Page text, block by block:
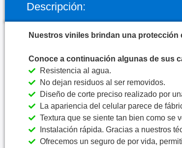
Descripción:
Nuestros viniles brindan una
Conoce a continuación algunas de sus
Resistencia al agua.
No dejan residuos al ser removidos.
Diseño de corte preciso realizado por
La apariencia del celular parece de
Textura que se siente tan bien como se
Instalación rápida. Gracias a nuestros
Ofrecemos un seguro de por vida,